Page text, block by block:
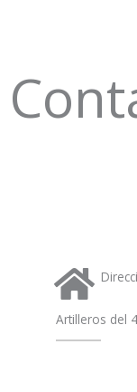
Artilleros del